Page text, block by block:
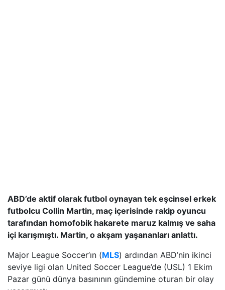
ABD’de aktif olarak futbol oynayan tek eşcinsel erkek
futbolcu Collin Martin, maç içerisinde rakip oyuncu
tarafından homofobik hakarete maruz kalmış ve saha
içi karışmıştı. Martin, o akşam yaşananları anlattı.
Major League Soccer’ın (MLS) ardından ABD’nin ikinci
seviye ligi olan United Soccer League’de (USL) 1 Ekim
Pazar günü dünya basınının gündemine oturan bir olay